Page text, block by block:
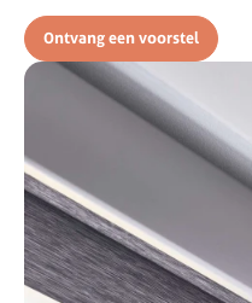
Ontvang een voorstel